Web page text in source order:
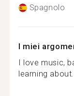
Spagnolo
I miei
I love music,
learning